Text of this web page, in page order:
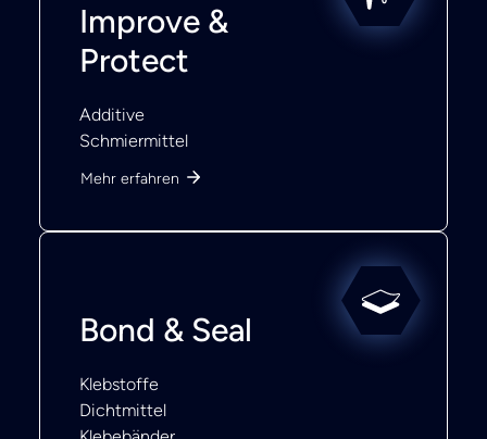
Improve &
Protect
Additive
Schmiermittel
Mehr erfahren
Bond & Seal
Klebstoffe
Dichtmittel